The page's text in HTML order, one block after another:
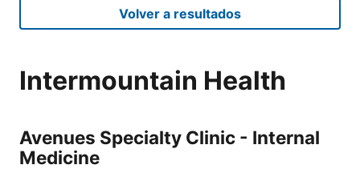
Volver a resultados
Intermountain Health
Avenues Specialty Clinic - Internal
Medicine